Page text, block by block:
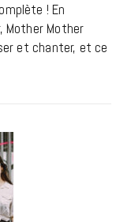
! En
Mother Mother
et chanter, et ce